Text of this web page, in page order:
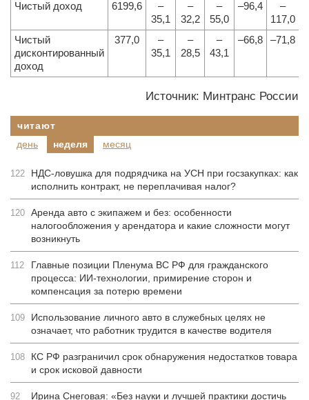
Чистый доход 6199,6
–
35,1
–
32,2
–
55,0
–96,4
–
117,0
Чистый
дисконтированный
доход
377,0
–
35,1
–
28,5
–
43,1
–66,8 –71,8
Источник: Минтранс России
читают
день
неделя месяц
122
НДС-ловушка для подрядчика на УСН при госзакупках: как
исполнить контракт, не переплачивая налог?
120 Аренда авто с экипажем и без: особенности
налогообложения у арендатора и какие сложности могут
возникнуть
112
Главные позиции Пленума ВС РФ для гражданского
процесса: ИИ-технологии, примирение сторон и
компенсация за потерю времени
109
Использование личного авто в служебных целях не
означает, что работник трудится в качестве водителя
108
КС РФ разграничил срок обнаружения недостатков товара
и срок исковой давности
92 Ирина Снеговая: «Без науки и лучшей практики достичь